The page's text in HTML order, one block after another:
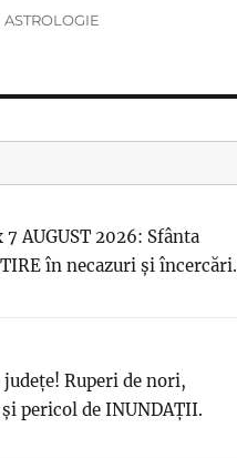
Categories
ASTROLOGIE
AUGUST 2026: Sfânta
în necazuri și încercări.
județe! Ruperi de nori,
pericol de INUNDAȚII.